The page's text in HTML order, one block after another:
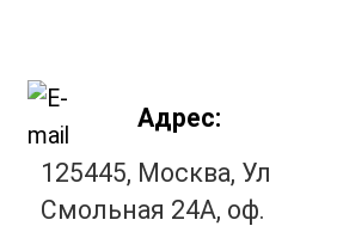
Адрес:
125445, Москва, Ул
Смольная 24А, оф.